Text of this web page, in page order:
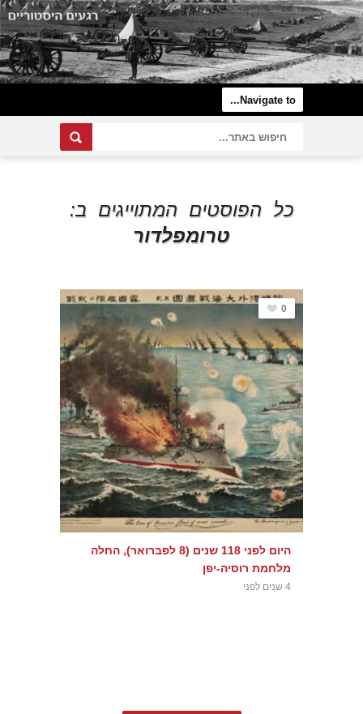
כל הפוסטים המתוייגים ב:
טרומפלדור
0
היום לפני 118 שנים (8 לפברואר), החלה
מלחמת רוסיה-יפן
4 שנים לפני